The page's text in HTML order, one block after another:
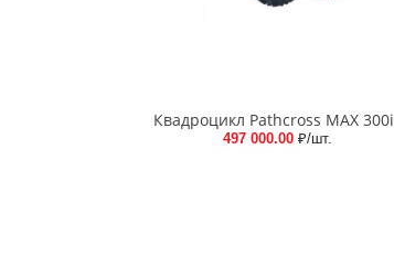
Квадроцикл Pathcross MAX 300i
497 000.00 ₽/шт.